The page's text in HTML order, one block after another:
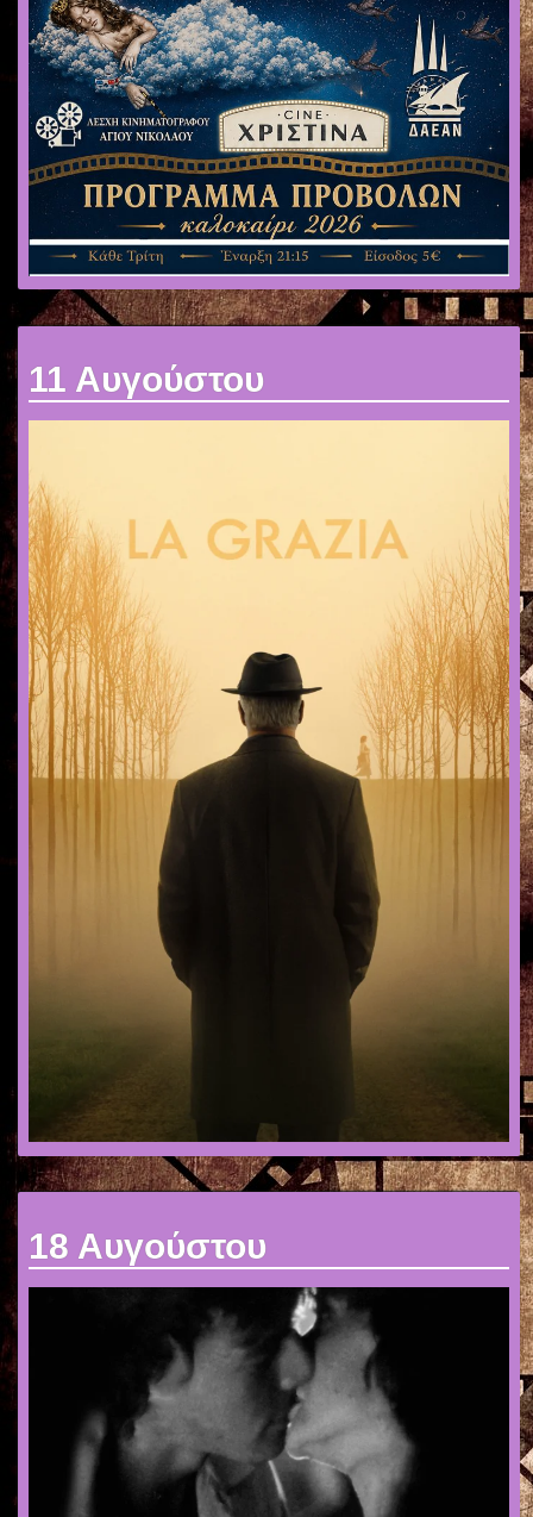
ΣΥΛΛΟΓΟΣ
ΣΥΝΔΕΣΜΟΙ
ΑΦΙΣΕΣ
ΧΟΡΗΓΟΙ
ΕΠΙΚΟΙΝΩΝΙΑ
11 Αυγούστου
18 Αυγούστου